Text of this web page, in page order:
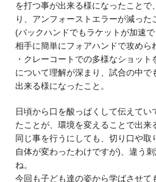
を打つ事が出来る様になったことで
り、アンフォーストエラーが減った
(バックハンドでもラケットが加速で
相手に簡単にフォアハンドで攻めら
・クレーコートでの多様なショッ
について理解が深まり、試合の中で
出来る様になったこと。
日頃から口を酸っぱくして伝えてい
たことが、環境を変えることで出来
同じ事を行うにしても、切り口や取
自体が変わったわけですが)、違う
ね。
今回も子ども達の姿から学ばさせて